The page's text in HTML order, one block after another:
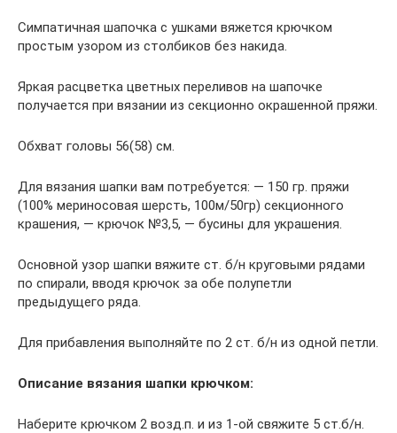
Симпатичная шапочка с ушками вяжется крючком
простым узором из столбиков без накида.
Яркая расцветка цветных переливов на шапочке
получается при вязании из секционно окрашенной пряжи.
Обхват головы 56(58) см.
Для вязания шапки вам потребуется: — 150 гр. пряжи
(100% мериносовая шерсть, 100м/50гр) секционного
крашения, — крючок №3,5, — бусины для украшения.
Основной узор шапки вяжите ст. б/н круговыми рядами
по спирали, вводя крючок за обе полупетли
предыдущего ряда.
Для прибавления выполняйте по 2 ст. б/н из одной петли.
Описание вязания шапки крючком:
Наберите крючком 2 возд.п. и из 1-ой свяжите 5 ст.б/н.